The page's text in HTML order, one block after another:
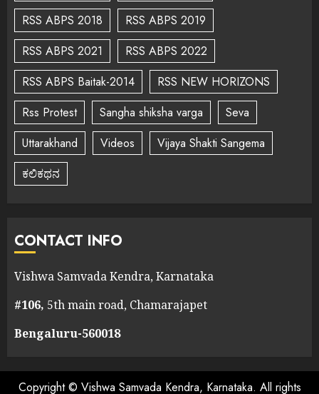
RSS ABPS 2018
RSS ABPS 2019
RSS ABPS 2021
RSS ABPS 2022
RSS ABPS Baitak-2014
RSS NEW HORIZONS
Rss Protest
Sangha shiksha varga
Seva
Uttarakhand
Videos
Vijaya Shakti Sangema
ಕಲಿಕಥನ
CONTACT INFO
Vishwa Samvada Kendra, Karnataka
#106, 5th main road, Chamarajapet
Bengaluru-560018
Copyright © Vishwa Samvada Kendra, Karnataka. All rights